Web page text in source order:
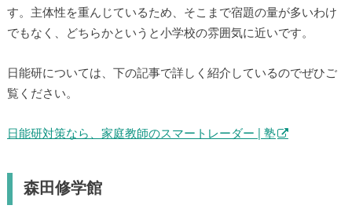
す。主体性を重んじているため、そこまで宿題の量が多いわけ
でもなく、どちらかというと小学校の雰囲気に近いです。
日能研については、下の記事で詳しく紹介しているのでぜひご
覧ください。
日能研対策なら、家庭教師のスマートレーダー | 塾
森田修学館